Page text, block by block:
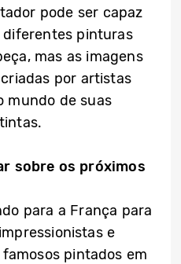
pode ser capaz
pinturas
mas as imagens
por artistas
mundo de suas
sobre os próximos
para a França para
e
pintados em